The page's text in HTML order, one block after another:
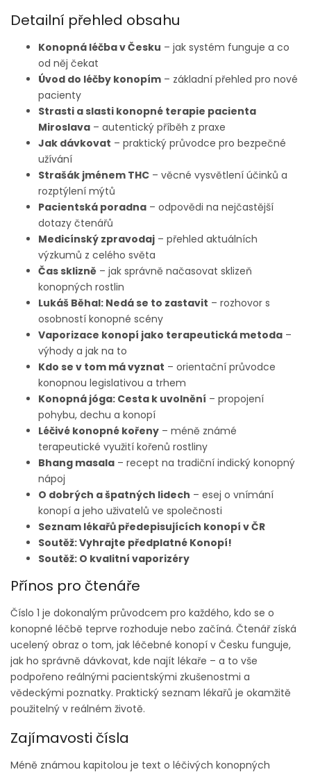
Detailní přehled obsahu
Konopná léčba v Česku – jak systém funguje a co
od něj čekat
Úvod do léčby konopím – základní přehled pro nové
pacienty
Strasti a slasti konopné terapie pacienta
Miroslava – autentický příběh z praxe
Jak dávkovat – praktický průvodce pro bezpečné
užívání
Strašák jménem THC – věcné vysvětlení účinků a
rozptýlení mýtů
Pacientská poradna – odpovědi na nejčastější
dotazy čtenářů
Medicínský zpravodaj – přehled aktuálních
výzkumů z celého světa
Čas sklizně – jak správně načasovat sklizeň
konopných rostlin
Lukáš Běhal: Nedá se to zastavit – rozhovor s
osobností konopné scény
Vaporizace konopí jako terapeutická metoda –
výhody a jak na to
Kdo se v tom má vyznat – orientační průvodce
konopnou legislativou a trhem
Konopná jóga: Cesta k uvolnění – propojení
pohybu, dechu a konopí
Léčivé konopné kořeny – méně známé
terapeutické využití kořenů rostliny
Bhang masala – recept na tradiční indický konopný
nápoj
O dobrých a špatných lidech – esej o vnímání
konopí a jeho uživatelů ve společnosti
Seznam lékařů předepisujících konopí v ČR
Soutěž: Vyhrajte předplatné Konopí!
Soutěž: O kvalitní vaporizéry
Přínos pro čtenáře
Číslo 1 je dokonalým průvodcem pro každého, kdo se o
konopné léčbě teprve rozhoduje nebo začíná. Čtenář získá
ucelený obraz o tom, jak léčebné konopí v Česku funguje,
jak ho správně dávkovat, kde najít lékaře – a to vše
podpořeno reálnými pacientskými zkušenostmi a
vědeckými poznatky. Praktický seznam lékařů je okamžitě
použitelný v reálném životě.
Zajímavosti čísla
Méně známou kapitolou je text o léčivých konopných